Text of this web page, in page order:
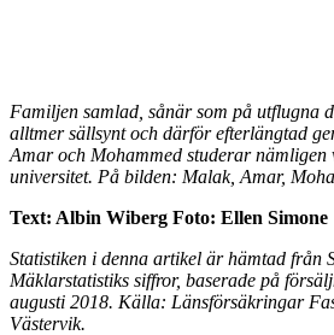
Familjen samlad, sånär som på utflugna
alltmer sällsynt och därför efterlängtad
Amar och Mohammed studerar nämligen
universitet. På bilden: Malak, Amar,
Text: Albin Wiberg Foto: Ellen Simone
Statistiken i denna artikel är hämtad från
Mäklarstatistiks siffror, baserade på
augusti 2018. Källa: Länsförsäkringar
Västervik.